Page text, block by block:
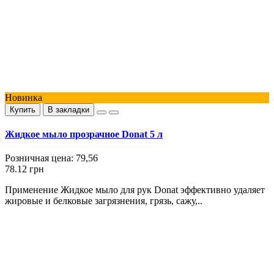
Новинка
Купить В закладки
Жидкое мыло прозрачное Donat 5 л
Розничная цена: 79,56
78.12 грн
Применение Жидкое мыло для рук Donat эффективно удаляет
жировые и белковые загрязнения, грязь, сажу,..